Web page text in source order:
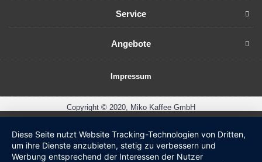
Service
Angebote
Impressum
Copyright © 2020, Miko Kaffee GmbH
Diese Seite nutzt Website Tracking-Technologien von Dritten,
um ihre Dienste anzubieten, stetig zu verbessern und
Werbung entsprechend der Interessen der Nutzer